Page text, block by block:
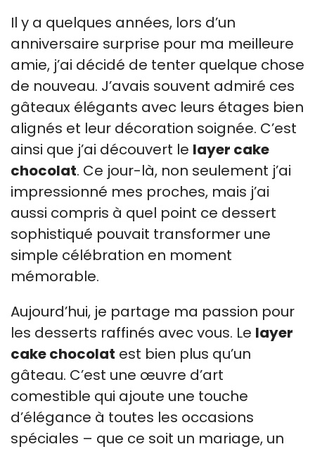
Il y a quelques années, lors d’un
anniversaire surprise pour ma meilleure
amie, j’ai décidé de tenter quelque chose
de nouveau. J’avais souvent admiré ces
gâteaux élégants avec leurs étages bien
alignés et leur décoration soignée. C’est
ainsi que j’ai découvert le layer cake
chocolat. Ce jour-là, non seulement j’ai
impressionné mes proches, mais j’ai
aussi compris à quel point ce dessert
sophistiqué pouvait transformer une
simple célébration en moment
mémorable.
Aujourd’hui, je partage ma passion pour
les desserts raffinés avec vous. Le layer
cake chocolat est bien plus qu’un
gâteau. C’est une œuvre d’art
comestible qui ajoute une touche
d’élégance à toutes les occasions
spéciales – que ce soit un mariage, un